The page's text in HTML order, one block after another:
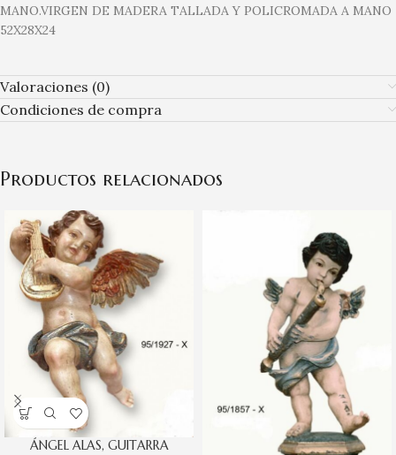
MANO.VIRGEN DE MADERA TALLADA Y POLICROMADA A MANO
52X28X24
Valoraciones (0)
Condiciones de compra
Productos relacionados
ÁNGEL ALAS, GUITARRA